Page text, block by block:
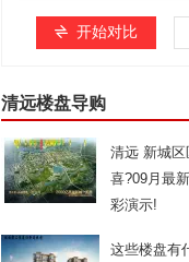
开始对比
清远楼盘导购
清远 新城
喜?09月最
彩演示!
这些楼盘有